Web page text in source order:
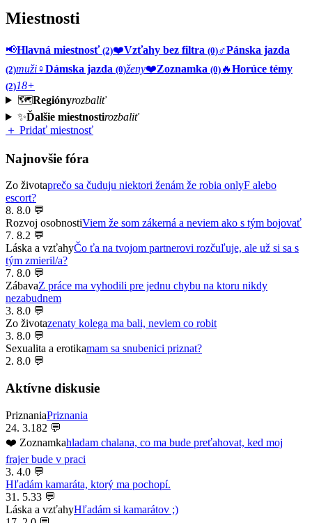
Miestnosti
📢Hlavná miestnosť (2)❤️Vzťahy bez filtra (0)♂️Pánska jazda
(2)muži♀️Dámska jazda (0)ženy❤️Zoznamka (0) 🔥Horúce témy
(2)18+
🗺️Regiónyrozbaliť
✨Ďalšie miestnostirozbaliť
＋ Pridať miestnosť
Najnovšie fóra
Zo životaprečo sa čuduju niektori ženám že robia onlyF alebo
escort?
8. 8.0 💬
Rozvoj osobnostiViem že som zákerná a neviem ako s tým bojovať
7. 8.2 💬
Láska a vzťahyČo ťa na tvojom partnerovi rozčuľuje, ale už si sa s
tým zmieril/a?
7. 8.0 💬
ZábavaZ práce ma vyhodili pre jednu chybu na ktoru nikdy
nezabudnem
3. 8.0 💬
Zo životazenaty kolega ma bali, neviem co robit
3. 8.0 💬
Sexualita a erotikamam sa snubenici priznat?
2. 8.0 💬
Aktívne diskusie
PriznaniaPriznania
24. 3.182 💬
❤️ Zoznamkahladam chalana, co ma bude preťahovat, ked moj
frajer bude v praci
3. 4.0 💬
Hľadám kamaráta, ktorý ma pochopí.
31. 5.33 💬
Láska a vzťahyHľadám si kamarátov ;)